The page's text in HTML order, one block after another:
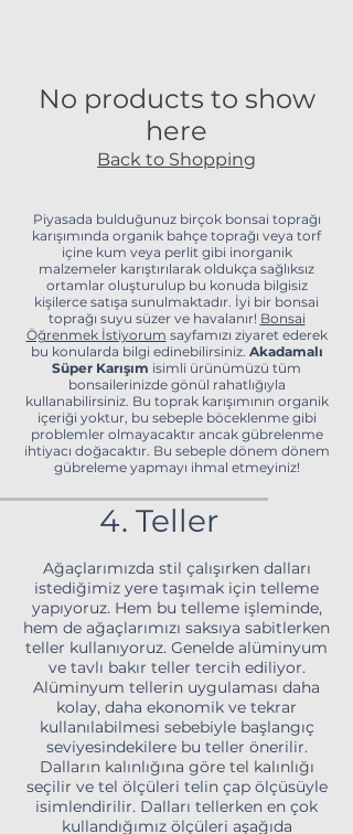
No products to show
here
Back to Shopping
Piyasada bulduğunuz birçok bonsai toprağı
karışımında organik bahçe toprağı veya torf
içine kum veya perlit gibi inorganik
malzemeler karıştırılarak oldukça sağlıksız
ortamlar oluşturulup bu konuda bilgisiz
kişilerce satışa sunulmaktadır. İyi bir bonsai
toprağı suyu süzer ve havalanır! Bonsai
Öğrenmek İstiyorum sayfamızı ziyaret ederek
bu konularda bilgi edinebilirsiniz. Akadamalı
Süper Karışım isimli ürünümüzü tüm
bonsailerinizde gönül rahatlığıyla
kullanabilirsiniz. Bu toprak karışımının organik
içeriği yoktur, bu sebeple böceklenme gibi
problemler olmayacaktır ancak gübrelenme
ihtiyacı doğacaktır. Bu sebeple dönem dönem
gübreleme yapmayı ihmal etmeyiniz!
4. Teller
Ağaçlarımızda stil çalışırken dalları
istediğimiz yere taşımak için telleme
yapıyoruz. Hem bu telleme işleminde,
hem de ağaçlarımızı saksıya sabitlerken
teller kullanıyoruz. Genelde alüminyum
ve tavlı bakır teller tercih ediliyor.
Alüminyum tellerin uygulaması daha
kolay, daha ekonomik ve tekrar
kullanılabilmesi sebebiyle başlangıç
seviyesindekilere bu teller önerilir.
Dalların kalınlığına göre tel kalınlığı
seçilir ve tel ölçüleri telin çap ölçüsüyle
isimlendirilir. Dalları tellerken en çok
kullandığımız ölçüleri aşağıda